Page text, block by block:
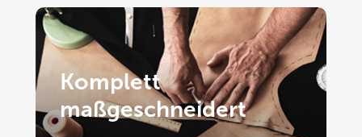
Komplett
maßgeschneidert